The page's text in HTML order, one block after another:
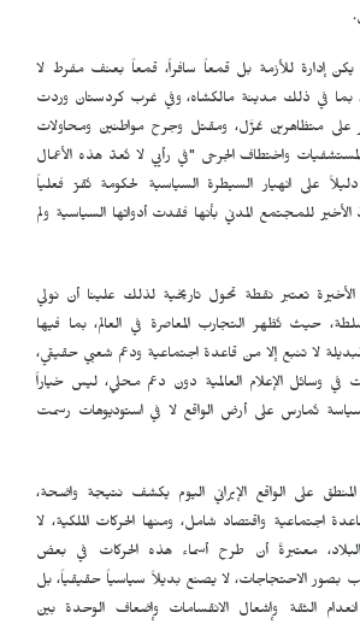
يكن إدارة للأزمة بل قمعاً سافراً، قمعاً بعنف مفرط لا
بما في ذلك مدينة مالكشاه، وفي غرب كردستان وردت
على متظاهرين عُزَّل، ومقتل وجرح مواطنين ومحاولات
واختطاف الجرحى "في رأيي لا تُعدّ هذه الأعمال
على انهيار السيطرة السياسية لحكومة تُقرّ فعلياً
الأخير للمجتمع المدني بأنها فقدت أدواتها السياسية ولم
تعتبر نقطة تحول تاريخية لذلك علينا أن نولي
حيث تُظهر التجارب المعاصرة في العالم، بما فيها
لا تنبع إلا من قاعدة اجتماعية ودعم شعبي حقيقي،
وسائل الإعلام العالمية دون دعم محلي، ليس خياراً
تُمارس على أرض الواقع لا في استوديوهات رسمت
على الواقع الإيراني اليوم يكشف نتيجة واضحة،
اجتماعية واقتصاد شامل، ومنها الحركات الملكية، لا
معتبرةً أن طرح أسماء هذه الحركات في بعض
بصور الاحتجاجات، لا يصنع بديلاً سياسياً حقيقياً، بل
الثقة وإشعال الانقسامات وإضعاف الوحدة بين